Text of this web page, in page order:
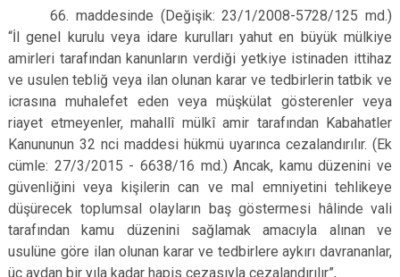
66. maddesinde (Değişik: 23/1/2008-5728/125 md.)
“İl genel kurulu veya idare kurulları yahut en büyük mülkiye
amirleri tarafından kanunların verdiği yetkiye istinaden ittihaz
ve usulen tebliğ veya ilan olunan karar ve tedbirlerin tatbik ve
icrasına muhalefet eden veya müşkülat gösterenler veya
riayet etmeyenler, mahallî mülkî amir tarafından Kabahatler
Kanununun 32 nci maddesi hükmü uyarınca cezalandırılır. (Ek
cümle: 27/3/2015 - 6638/16 md.) Ancak, kamu düzenini ve
güvenliğini veya kişilerin can ve mal emniyetini tehlikeye
düşürecek toplumsal olayların baş göstermesi hâlinde vali
tarafından kamu düzenini sağlamak amacıyla alınan ve
usulüne göre ilan olunan karar ve tedbirlere aykırı davrananlar,
üç aydan bir yıla kadar hapis cezasıyla cezalandırılır”,